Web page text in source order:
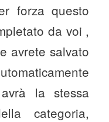
forza questo
da voi ,
avrete salvato
la stessa
categoria,